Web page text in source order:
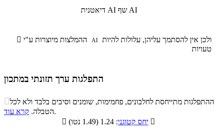
דיאטנית AI שף AI
 AI
טעויות
התפלגות ערך תזונתי במתכון
התפלגות ערך תזונתי במתכון
סיבים
תזונתיים
שומנים חלבונים
28.3% 13.2%
ההתפלגות מתייחסת לחלבונים, פחמימות, שומנים וסיבים בלבד ולא לכל
הטבלה. קרא עוד
.

יחס קטוגני 